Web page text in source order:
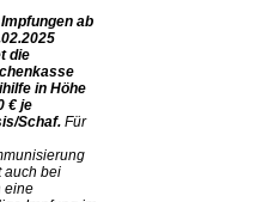
ab
die
in Höhe
€ je
Schaf. Für
auch bei
eine